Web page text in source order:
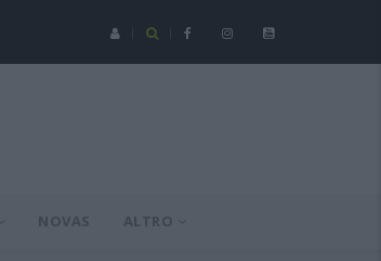
C - Coppa Italia: Spezia-Torres posticipata a domenica 16
NOVAS ALTRO